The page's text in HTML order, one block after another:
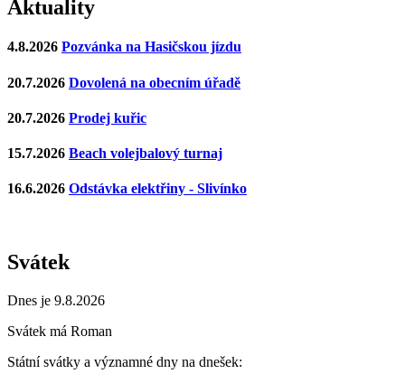
Aktuality
4.8.2026 Pozvánka na Hasičskou jízdu
20.7.2026 Dovolená na obecním úřadě
20.7.2026 Prodej kuřic
15.7.2026 Beach volejbalový turnaj
16.6.2026 Odstávka elektřiny - Slivínko
Svátek
Dnes je 9.8.2026
Svátek má Roman
Státní svátky a významné dny na dnešek: